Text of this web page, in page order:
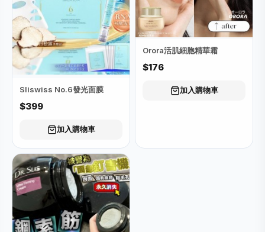
Sliswiss No.6發光面膜
$399
加入購物車
Orora活肌細胞精華霜
$176
加入購物車